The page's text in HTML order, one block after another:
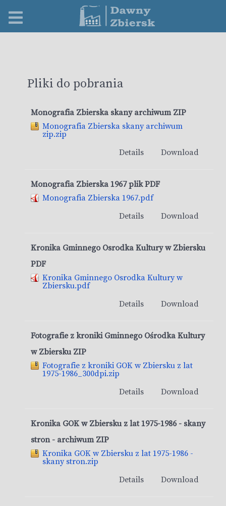
Pliki do pobrania
Monografia Zbierska skany archiwum ZIP
Monografia Zbierska skany archiwum
zip.zip
Download
Details
Monografia Zbierska 1967 plik PDF
Monografia Zbierska 1967.pdf
Download
Details
Kronika Gminnego Osrodka Kultury w Zbiersku
PDF
Kronika Gminnego Osrodka Kultury w
Zbiersku.pdf
Download
Details
Fotografie z kroniki Gminnego Ośrodka Kultury
w Zbiersku ZIP
Fotografie z kroniki GOK w Zbiersku z lat
1975-1986_300dpi.zip
Download
Details
Kronika GOK w Zbiersku z lat 1975-1986 - skany
stron - archiwum ZIP
Kronika GOK w Zbiersku z lat 1975-1986 -
skany stron.zip
Download
Details